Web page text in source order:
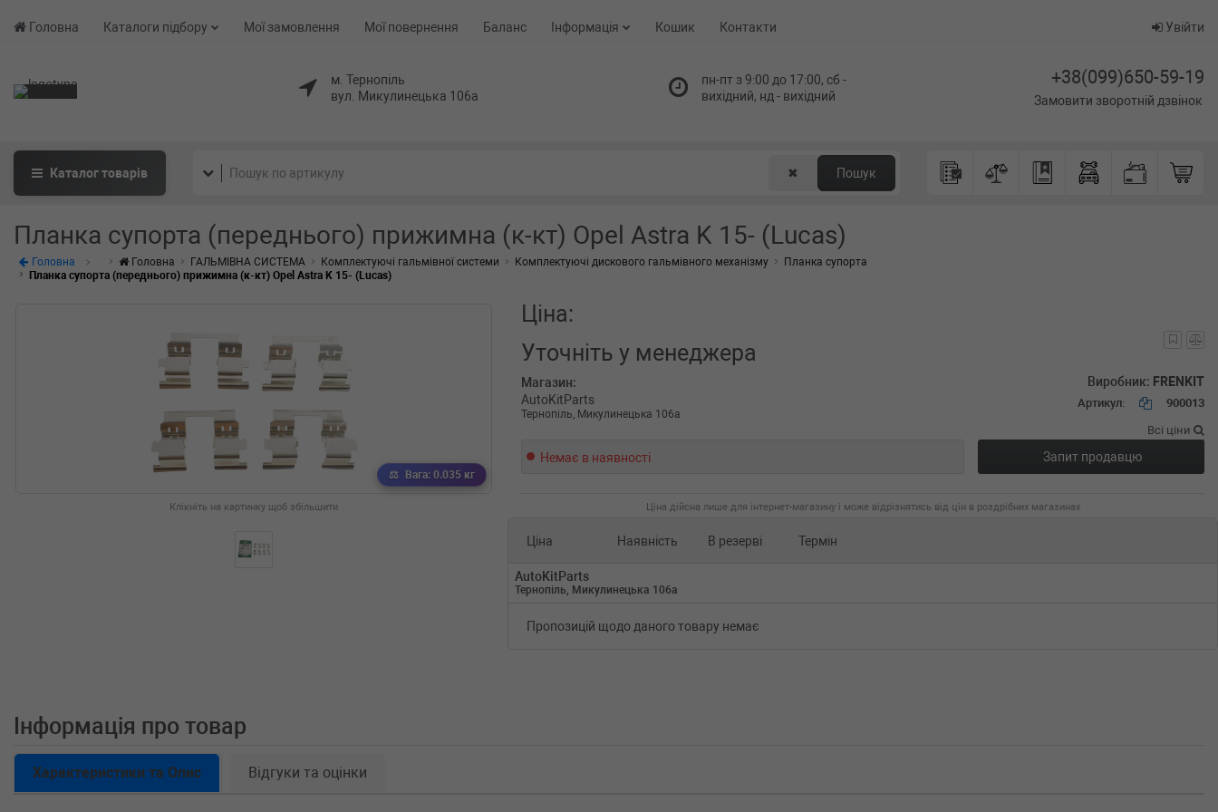
Головна Каталоги підбору Мої замовлення Мої повернення Баланс Інформація Кошик Контакти Увійти
м. Тернопіль
вул. Микулинецька 106а
пн-пт з 9:00 до 17:00, сб -
вихідний, нд - вихідний
+38(099)650-59-19
Замовити зворотній дзвінок
Каталогтоварів ✖ Пошук
Планка супорта (переднього) прижимна (к-кт) Opel Astra K 15- (Lucas)
Головна Головна ГАЛЬМІВНА СИСТЕМА Комплектуючі гальмівної системи Комплектуючі дискового гальмівного механізму
Планка супорта
Планка супорта (переднього) прижимна (к-кт) Opel Astra K 15- (Lucas)
Вага: 0.035 кг
Клікніть на картинку щоб збільшити
Ціна:
Уточніть у менеджера
Магазин:
AutoKitParts
Тернопіль, Микулинецька 106а
Виробник: FRENKIT
Артикул: 900013
Всі ціни
Немає в наявності Запит продавцю
Ціна дійсна лише для інтернет-магазину і може відрізнятись від цін в роздрібних магазинах
Ціна Наявність В резерві Термін
AutoKitParts
Тернопіль, Микулинецька 106а
Пропозицій щодо даного товару немає
Інформація про товар
Характеристики та Опис Відгуки та оцінки